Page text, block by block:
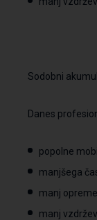
Sodobni
Danes
popolne
manjšega
manj
manj